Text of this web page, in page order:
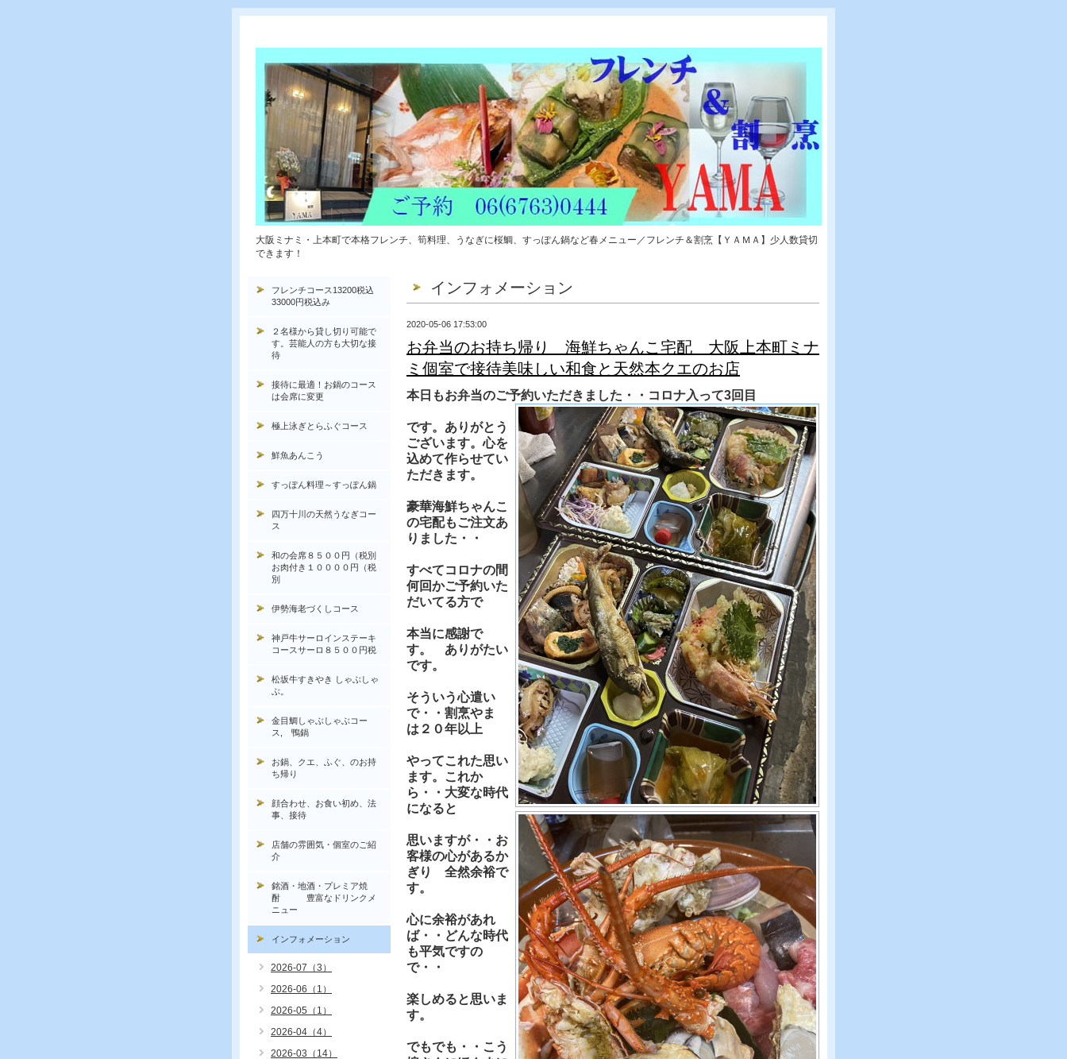
大阪ミナミ・上本町で本格フレンチ、筍料理、うなぎに桜鯛、すっぽん鍋など春メニュー／フレンチ＆割烹【ＹＡＭＡ】少人数貸切
できます！
インフォメーション
2020-05-06 17:53:00
お弁当のお持ち帰り 海鮮ちゃんこ宅配 大阪上本町ミナ
ミ個室で接待美味しい和食と天然本クエのお店
本日もお弁当のご予約いただきました・・コロナ入って3回目
です。ありがとう
ございます。心を
込めて作らせてい
ただきます。
豪華海鮮ちゃんこ
の宅配もご注文あ
りました・・
すべてコロナの間
何回かご予約いた
だいてる方で
本当に感謝で
す。 ありがたい
です。
そういう心遣い
で・・割烹やま
は２０年以上
やってこれた思い
ます。これか
ら・・大変な時代
になると
思いますが・・お
客様の心があるか
ぎり 全然余裕で
す。
心に余裕があれ
ば・・どんな時代
も平気ですの
で・・
楽しめると思いま
す。
でもでも・・こう
フレンチコース13200税込
33000円税込み
２名様から貸し切り可能で
す。芸能人の方も大切な接
待
接待に最適！お鍋のコース
は会席に変更
極上泳ぎとらふぐコース
鮮魚あんこう
すっぽん料理～すっぽん鍋
四万十川の天然うなぎコー
ス
和の会席８５００円（税別
お肉付き１００００円（税
別
伊勢海老づくしコース
神戸牛サーロインステーキ
コースサーロ８５００円税
松坂牛すきやき しゃぶしゃ
ぶ。
金目鯛しゃぶしゃぶコー
ス, 鴨鍋
お鍋、クエ、ふぐ、のお持
ち帰り
顔合わせ、お食い初め、法
事、接待
店舗の雰囲気・個室のご紹
介
銘酒・地酒・プレミア焼
酎 豊富なドリンクメ
ニュー
インフォメーション
2026-07（3）
2026-06（1）
2026-05（1）
2026-04（4）
2026-03（14）